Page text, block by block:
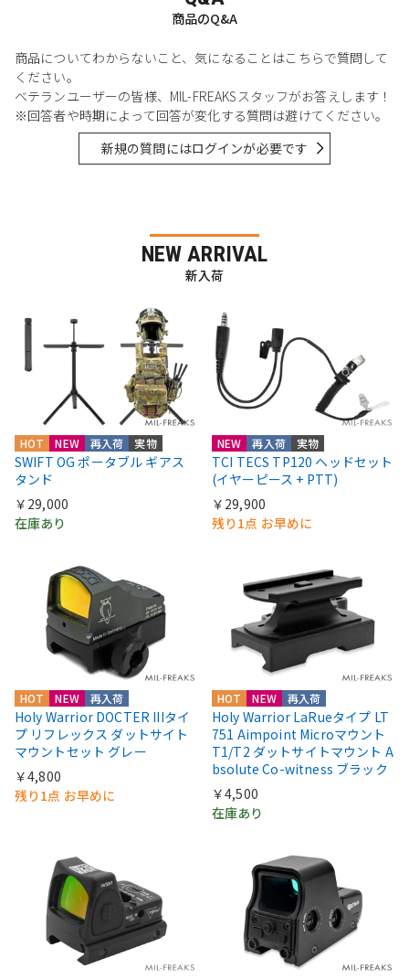
商品のQ&A
商品についてわからないこと、気になることはこちらで質問して
ください。
ベテランユーザーの皆様、MIL-FREAKSスタッフがお答えします！
※回答者や時期によって回答が変化する質問は避けてください。
新規の質問にはログインが必要です
NEW ARRIVAL
新入荷
HOT NEW 再入荷 実物
SWIFT OG ポータブル ギアス
タンド
￥29,000
在庫あり
NEW 再入荷 実物
TCI TECS TP120 ヘッドセット
(イヤーピース + PTT)
￥29,900
残り1点 お早めに
HOT NEW 再入荷
Holy Warrior DOCTER IIIタイ
プ リフレックス ダットサイト
マウントセット グレー
￥4,800
残り1点 お早めに
HOT NEW 再入荷
Holy Warrior LaRueタイプ LT
751 Aimpoint Microマウント
T1/T2 ダットサイトマウント A
bsolute Co-witness ブラック
￥4,500
在庫あり